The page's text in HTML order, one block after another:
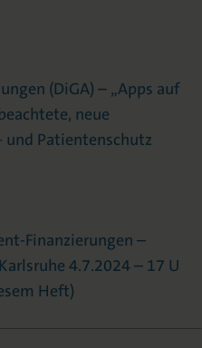
(DiGA) – „Apps auf
neue
und Patientenschutz
Finanzierungen –
4.7.2024 – 17 U
Heft)